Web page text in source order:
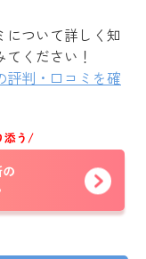
について詳しく知
ください！
判・口コミを確
添う/